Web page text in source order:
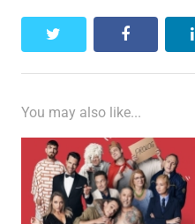
facebook
You may also like...